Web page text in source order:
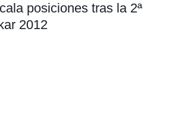
posiciones tras la 2ª
2012